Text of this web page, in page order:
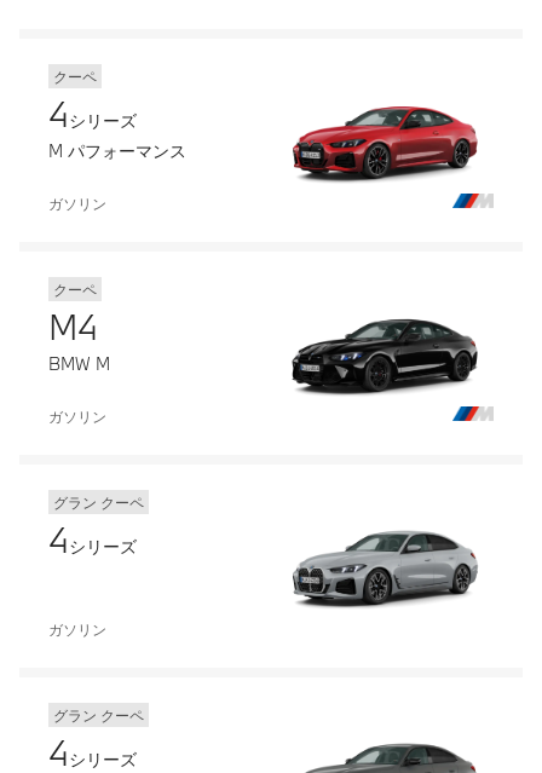
クーペ
4シリーズ
M パフォーマンス
ガソリン
クーペ
M4
BMW M
ガソリン
グラン クーペ
4シリーズ
ガソリン
グラン クーペ
4シリーズ